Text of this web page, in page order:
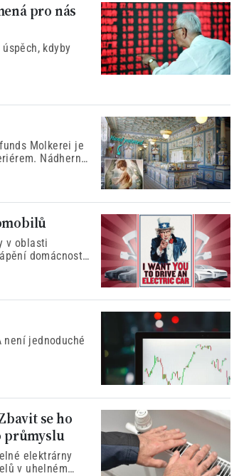
pro nás
kdyby
Molkerei je
Nádherně
v oblasti
domácností
jednoduché
se ho
průmyslu
elektrárny
v uhelném